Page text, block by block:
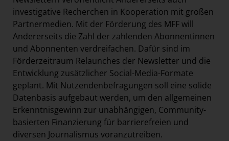
investigative Recherchen in Kooperation mit großen
Partnermedien. Mit der Förderung des MFF will
Andererseits die Zahl der zahlenden Abonnentinnen
und Abonnenten verdreifachen. Dafür sind im
Förderzeitraum Relaunches der Newsletter und die
Entwicklung zusätzlicher Social-Media-Formate
geplant. Mit Nutzendenbefragungen soll eine solide
Datenbasis aufgebaut werden, um den allgemeinen
Erkenntnisgewinn zur unabhängigen, Community-
basierten Finanzierung für barrierefreien und
diversen Journalismus voranzutreiben.